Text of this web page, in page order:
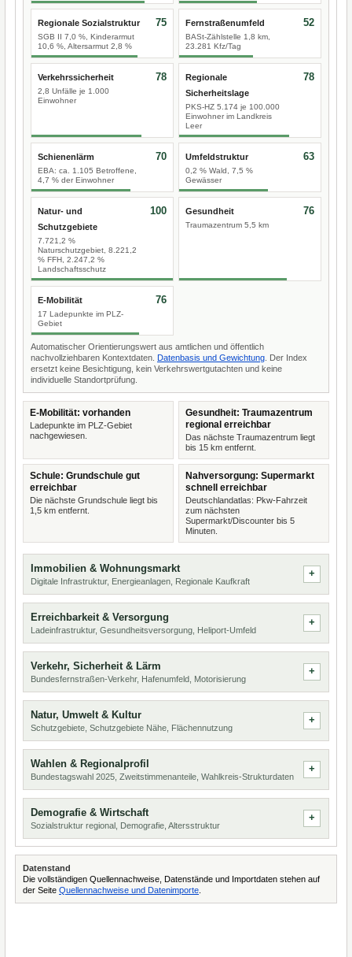
Regionale Sozialstruktur
SGB II 7,0 %, Kinderarmut
10,6 %, Altersarmut 2,8 %
75 Fernstraßenumfeld
BASt-Zählstelle 1,8 km,
23.281 Kfz/Tag
52
Verkehrssicherheit
2,8 Unfälle je 1.000
Einwohner
78
Regionale
Sicherheitslage
PKS-HZ 5.174 je 100.000
Einwohner im Landkreis
Leer
78
Schienenlärm
EBA: ca. 1.105 Betroffene,
4,7 % der Einwohner
70 Umfeldstruktur
0,2 % Wald, 7,5 %
Gewässer
63
Natur- und
Schutzgebiete
7.721,2 %
Naturschutzgebiet, 8.221,2
% FFH, 2.247,2 %
Landschaftsschutz
100 Gesundheit
Traumazentrum 5,5 km
76
E-Mobilität
17 Ladepunkte im PLZ-
Gebiet
76
Automatischer Orientierungswert aus amtlichen und öffentlich
nachvollziehbaren Kontextdaten. Datenbasis und Gewichtung . Der Index
ersetzt keine Besichtigung, kein Verkehrswertgutachten und keine
individuelle Standortprüfung.
E-Mobilität: vorhanden
Ladepunkte im PLZ-Gebiet
nachgewiesen.
Gesundheit: Traumazentrum
regional erreichbar
Das nächste Traumazentrum liegt
bis 15 km entfernt.
Schule: Grundschule gut
erreichbar
Die nächste Grundschule liegt bis
1,5 km entfernt.
Nahversorgung: Supermarkt
schnell erreichbar
Deutschlandatlas: Pkw-Fahrzeit
zum nächsten
Supermarkt/Discounter bis 5
Minuten.
Immobilien & Wohnungsmarkt
Digitale Infrastruktur, Energieanlagen, Regionale Kaufkraft
Erreichbarkeit & Versorgung
Ladeinfrastruktur, Gesundheitsversorgung, Heliport-Umfeld
Verkehr, Sicherheit & Lärm
Bundesfernstraßen-Verkehr, Hafenumfeld, Motorisierung
Natur, Umwelt & Kultur
Schutzgebiete, Schutzgebiete Nähe, Flächennutzung
Wahlen & Regionalprofil
Bundestagswahl 2025, Zweitstimmenanteile, Wahlkreis-Strukturdaten
Demografie & Wirtschaft
Sozialstruktur regional, Demografie, Altersstruktur
Datenstand
Die vollständigen Quellennachweise, Datenstände und Importdaten stehen auf
der Seite Quellennachweise und Datenimporte